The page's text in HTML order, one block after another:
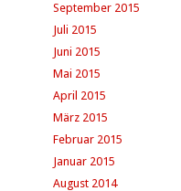
September 2015
Juli 2015
Juni 2015
Mai 2015
April 2015
März 2015
Februar 2015
Januar 2015
August 2014